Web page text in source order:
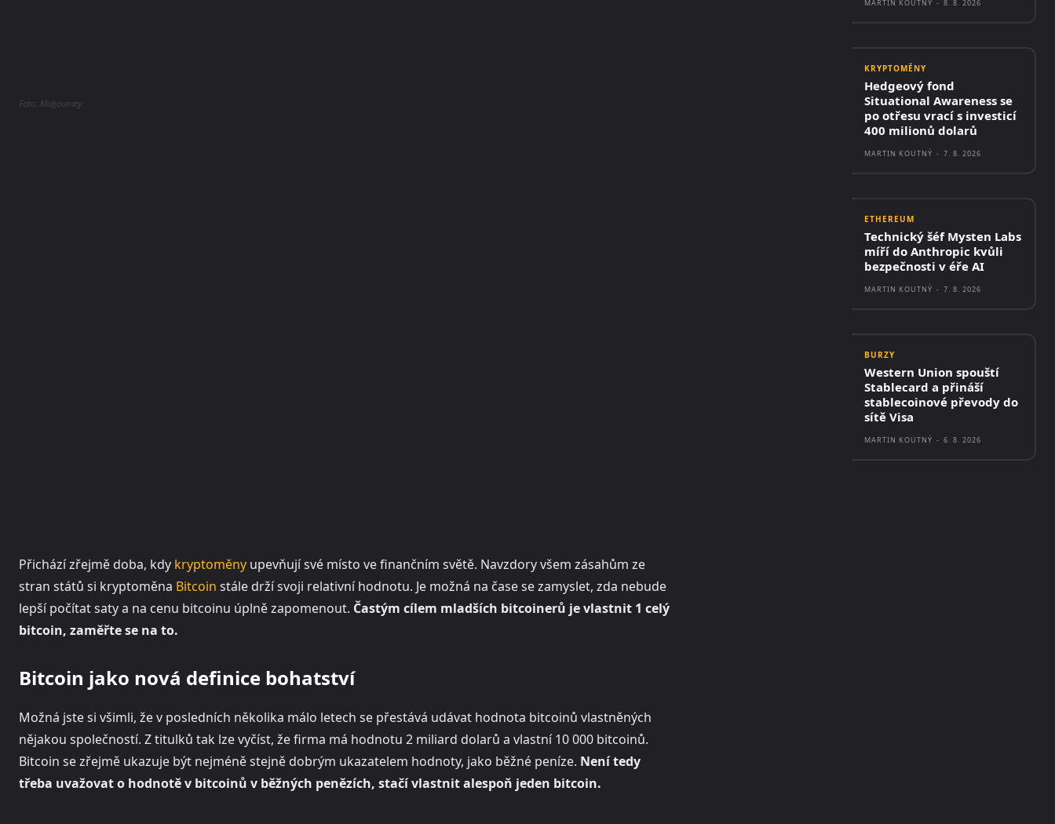
Foto: Midjourney
Přichází zřejmě doba, kdy kryptoměny upevňují své místo ve finančním světě. Navzdory všem zásahům ze
stran států si kryptoměna Bitcoin stále drží svoji relativní hodnotu. Je možná na čase se zamyslet, zda nebude
lepší počítat saty a na cenu bitcoinu úplně zapomenout. Častým cílem mladších bitcoinerů je vlastnit 1 celý
bitcoin, zaměřte se na to.
Bitcoin jako nová definice bohatství
Možná jste si všimli, že v posledních několika málo letech se přestává udávat hodnota bitcoinů vlastněných
nějakou společností. Z titulků tak lze vyčíst, že firma má hodnotu 2 miliard dolarů a vlastní 10 000 bitcoinů.
Bitcoin se zřejmě ukazuje být nejméně stejně dobrým ukazatelem hodnoty, jako běžné peníze. Není tedy
třeba uvažovat o hodnotě v bitcoinů v běžných penězích, stačí vlastnit alespoň jeden bitcoin.
MARTIN KOUTNÝ - 8. 8. 2026
KRYPTOMĚNY
Hedgeový fond
Situational Awareness se
po otřesu vrací s investicí
400 milionů dolarů
MARTIN KOUTNÝ - 7. 8. 2026
ETHEREUM
Technický šéf Mysten Labs
míří do Anthropic kvůli
bezpečnosti v éře AI
MARTIN KOUTNÝ - 7. 8. 2026
BURZY
Western Union spouští
Stablecard a přináší
stablecoinové převody do
sítě Visa
MARTIN KOUTNÝ - 6. 8. 2026